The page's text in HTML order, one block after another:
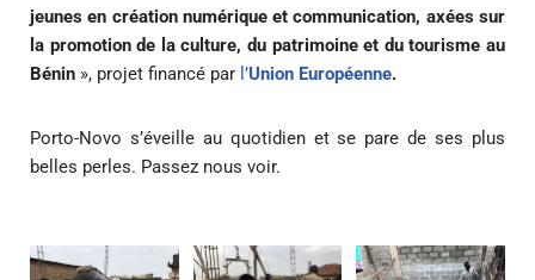
jeunes en création numérique et communication, axées sur
la promotion de la culture, du patrimoine et du tourisme au
Bénin », projet financé par l’Union Européenne.
Porto-Novo s’éveille au quotidien et se pare de ses plus
belles perles. Passez nous voir.